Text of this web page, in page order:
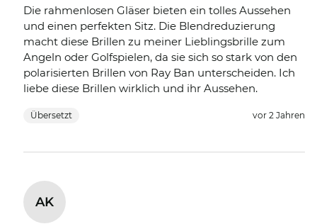
Die rahmenlosen Gläser bieten ein tolles Aussehen
und einen perfekten Sitz. Die Blendreduzierung
macht diese Brillen zu meiner Lieblingsbrille zum
Angeln oder Golfspielen, da sie sich so stark von den
polarisierten Brillen von Ray Ban unterscheiden. Ich
liebe diese Brillen wirklich und ihr Aussehen.
Übersetzt vor 2 Jahren
AK